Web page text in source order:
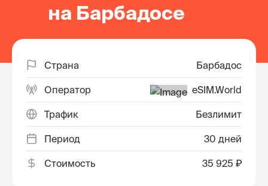
на Барбадосе
Страна Барбадос
Оператор eSIM.World
Трафик Безлимит
Период 30 дней
Стоимость 35 925 ₽